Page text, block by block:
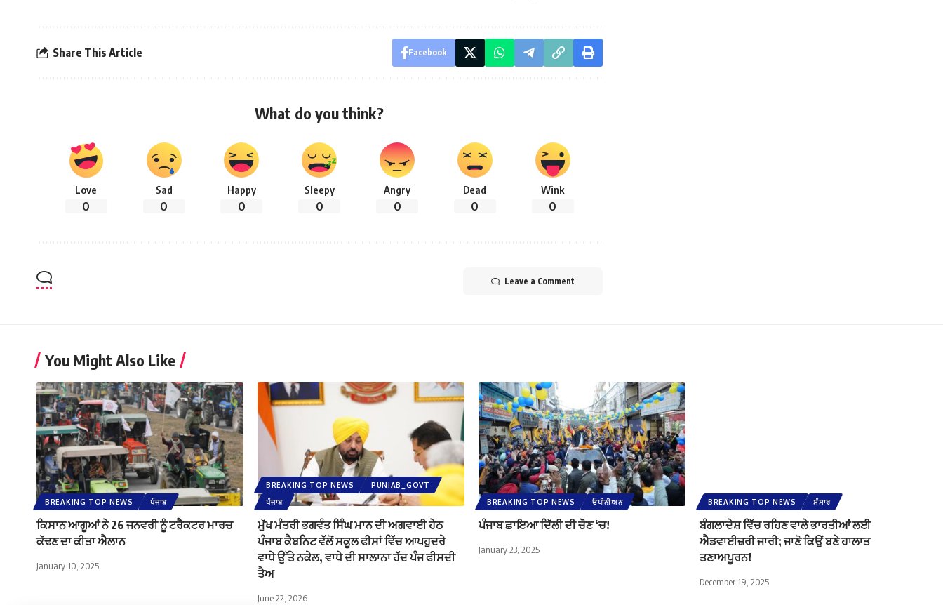
Share This Article Facebook
What do you think?
Love
0
Sad
0
Happy
0
Sleepy
0
Angry
0
Dead
0
Wink
0
Leave a Comment
You Might Also Like
BREAKING TOP NEWS ਪੰਜਾਬ
ਕਿਸਾਨ ਆਗੂਆਂ ਨੇ 26 ਜਨਵਰੀ ਨੂੰ ਟਰੈਕਟਰ ਮਾਰਚ
ਕੱਢਣ ਦਾ ਕੀਤਾ ਐਲਾਨ
January 10, 2025
BREAKING TOP NEWS
PUNJAB_GOVT
ਪੰਜਾਬ
ਮੁੱਖ ਮੰਤਰੀ ਭਗਵੰਤ ਸਿੰਘ ਮਾਨ ਦੀ ਅਗਵਾਈ ਹੇਠ
ਪੰਜਾਬ ਕੈਬਨਿਟ ਵੱਲੋਂ ਸਕੂਲ ਫੀਸਾਂ ਵਿੱਚ ਆਪਹੁਦਰੇ
ਵਾਧੇ ਉੱਤੇ ਨਕੇਲ, ਵਾਧੇ ਦੀ ਸਾਲਾਨਾ ਹੱਦ ਪੰਜ ਫੀਸਦੀ
ਤੈਅ
June 22, 2026
BREAKING TOP NEWS ਓਪੀਨੀਅਨ
ਪੰਜਾਬ ਛਾਇਆ ਦਿੱਲੀ ਦੀ ਚੋਣ ‘ਚ!
January 23, 2025
BREAKING TOP NEWS ਸੰਸਾਰ
ਬੰਗਲਾਦੇਸ਼ ਵਿੱਚ ਰਹਿਣ ਵਾਲੇ ਭਾਰਤੀਆਂ ਲਈ
ਐਡਵਾਈਜ਼ਰੀ ਜਾਰੀ; ਜਾਣੋ ਕਿਉਂ ਬਣੇ ਹਾਲਾਤ
ਤਣਾਅਪੂਰਨ!
December 19, 2025